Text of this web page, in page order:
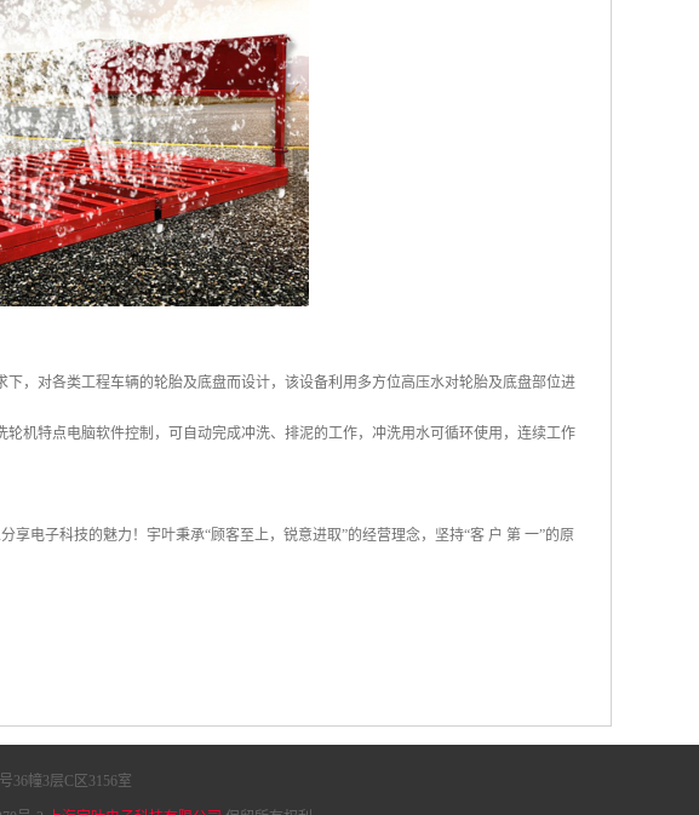
，对各类工程车辆的轮胎及底盘而设计，该设备利用多方位高压水对轮胎及底盘部位进
机特点电脑软件控制，可自动完成冲洗、排泥的工作，冲洗用水可循环使用，连续工作
电子科技的魅力！宇叶秉承“顾客至上，锐意进取”的经营理念，坚持“客 户 第 一”的原
36幢3层C区3156室